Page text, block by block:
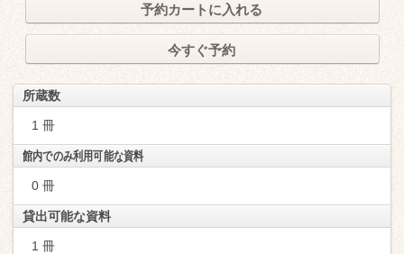
予約カートに入れる
今すぐ予約
所蔵数
1 冊
館内でのみ利用可能な資料
0 冊
貸出可能な資料
1 冊